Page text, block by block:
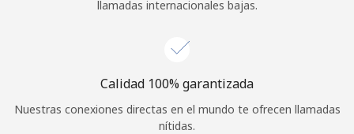
llamadas internacionales bajas.
Calidad 100% garantizada
Nuestras conexiones directas en el mundo te ofrecen llamadas
nítidas.